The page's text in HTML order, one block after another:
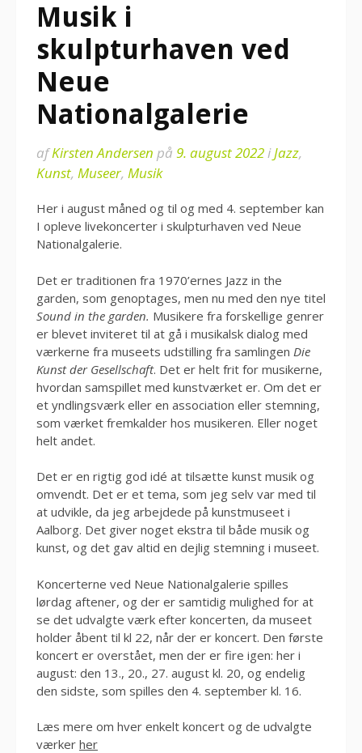
Musik i
skulpturhaven ved
Neue
Nationalgalerie
afKirsten Andersen på 9. august 2022iJazz,
Kunst, Museer, Musik
Her i august måned og til og med 4. september kan
I opleve livekoncerter i skulpturhaven ved Neue
Nationalgalerie.
Det er traditionen fra 1970’ernes Jazz in the
garden, som genoptages, men nu med den nye titel
Sound in the garden. Musikere fra forskellige genrer
er blevet inviteret til at gå i musikalsk dialog med
værkerne fra museets udstilling fra samlingen Die
Kunst der Gesellschaft. Det er helt frit for musikerne,
hvordan samspillet med kunstværket er. Om det er
et yndlingsværk eller en association eller stemning,
som værket fremkalder hos musikeren. Eller noget
helt andet.
Det er en rigtig god idé at tilsætte kunst musik og
omvendt. Det er et tema, som jeg selv var med til
at udvikle, da jeg arbejdede på kunstmuseet i
Aalborg. Det giver noget ekstra til både musik og
kunst, og det gav altid en dejlig stemning i museet.
Koncerterne ved Neue Nationalgalerie spilles
lørdag aftener, og der er samtidig mulighed for at
se det udvalgte værk efter koncerten, da museet
holder åbent til kl 22, når der er koncert. Den første
koncert er overstået, men der er fire igen: her i
august: den 13., 20., 27. august kl. 20, og endelig
den sidste, som spilles den 4. september kl. 16.
Læs mere om hver enkelt koncert og de udvalgte
værker her